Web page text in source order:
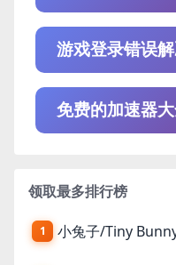
游戏登录错误
免费的加速器
领取最多排行榜
1 小兔子/Tiny